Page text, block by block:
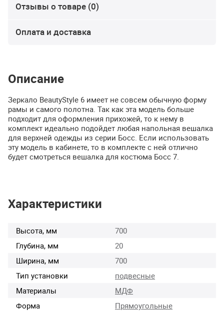
Отзывы о товаре (0)
Оплата и доставка
Описание
Зеркало BeautyStyle 6 имеет не совсем обычную форму
рамы и самого полотна. Так как эта модель больше
подходит для оформления прихожей, то к нему в
комплект идеально подойдет любая напольная вешалка
для верхней одежды из серии Босс. Если использовать
эту модель в кабинете, то в комплекте с ней отлично
будет смотреться вешалка для костюма Босс 7.
Характеристики
Высота, мм
700
Глубина, мм
20
Ширина, мм
700
Тип установки
подвесные
Материалы
МДФ
Форма
Прямоугольные